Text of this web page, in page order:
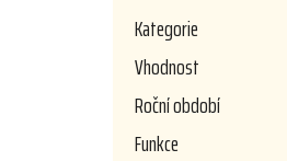
Kategorie
Vhodnost
Roční období
Funkce